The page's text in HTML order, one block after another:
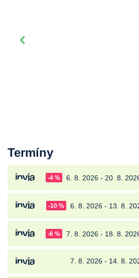
Termíny
-4 % 6. 8. 2026 - 20. 8.
-10 % 6. 8. 2026 - 13. 8.
-6 % 7. 8. 2026 - 18. 8.
7. 8. 2026 - 14. 8.